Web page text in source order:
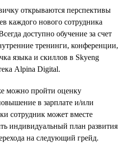
открываются перспективы
каждого нового сотрудника
доступно обучение за счет
тренинги, конференции,
языка и скиллов в Skyeng
Alpina Digital.
можно пройти оценку
в зарплате и/или
сотрудник может вместе
индивидуальный план развития
на следующий грейд.